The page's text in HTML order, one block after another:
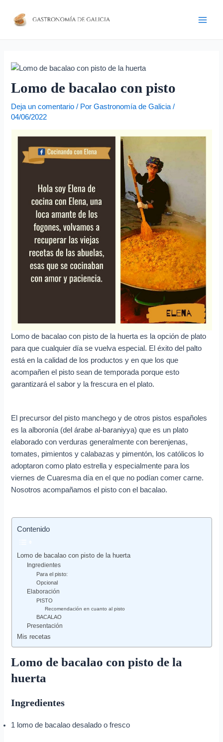
Lomo de bacalao con pisto
Deja un comentario / PorGastronomía de Galicia/
04/06/2022
Lomo de bacalao con pisto de la huerta es la opción de plato
para que cualquier día se vuelva especial. El éxito del palto
está en la calidad de los productos y en que los que
acompañen el pisto sean de temporada porque esto
garantizará el sabor y la frescura en el plato.
El precursor del pisto manchego y de otros pistos españoles
es la alboronía (del árabe al-baraniyya) que es un plato
elaborado con verduras generalmente con berenjenas,
tomates, pimientos y calabazas y pimentón, los católicos lo
adoptaron como plato estrella y especialmente para los
viernes de Cuaresma día en el que no podían comer carne.
Nosotros acompañamos el pisto con el bacalao.
Contenido
Lomo de bacalao con pisto de la huerta
Ingredientes
Para el pisto:
Opcional
Elaboración
PISTO
Recomendación en cuanto al pisto
BACALAO
Presentación
Mis recetas
Lomo de bacalao con pisto de la
huerta
Ingredientes
1 lomo de bacalao desalado o fresco
de
c
i
ó
n
ó
n
c